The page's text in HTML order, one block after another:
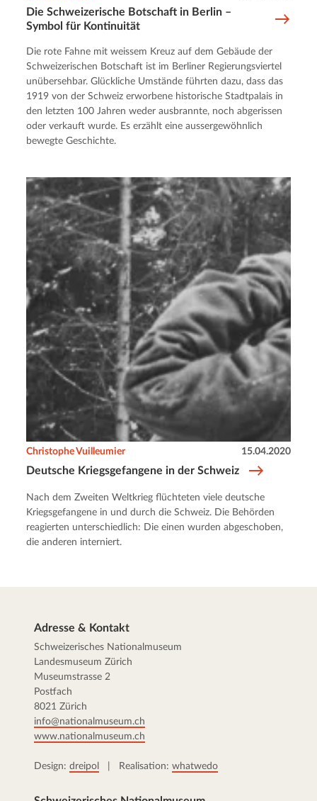
Die Schweizerische Botschaft in Berlin –
Symbol für Kontinuität
Die rote Fahne mit weissem Kreuz auf dem Gebäude der
Schweizerischen Botschaft ist im Berliner Regierungsviertel
unübersehbar. Glückliche Umstände führten dazu, dass das
1919 von der Schweiz erworbene historische Stadtpalais in
den letzten 100 Jahren weder ausbrannte, noch abgerissen
oder verkauft wurde. Es erzählt eine aussergewöhnlich
bewegte Geschichte.
Deutsche Kriegsgefangene in der Schweiz
Christophe Vuilleumier 15.04.2020
Nach dem Zweiten Weltkrieg flüchteten viele deutsche
Kriegsgefangene in und durch die Schweiz. Die Behörden
reagierten unterschiedlich: Die einen wurden abgeschoben,
die anderen interniert.
Adresse & Kontakt
Schweizerisches Nationalmuseum
Landesmuseum Zürich
Museumstrasse 2
Postfach
8021 Zürich
info@nationalmuseum.ch
www.nationalmuseum.ch
Design: dreipol | Realisation: whatwedo